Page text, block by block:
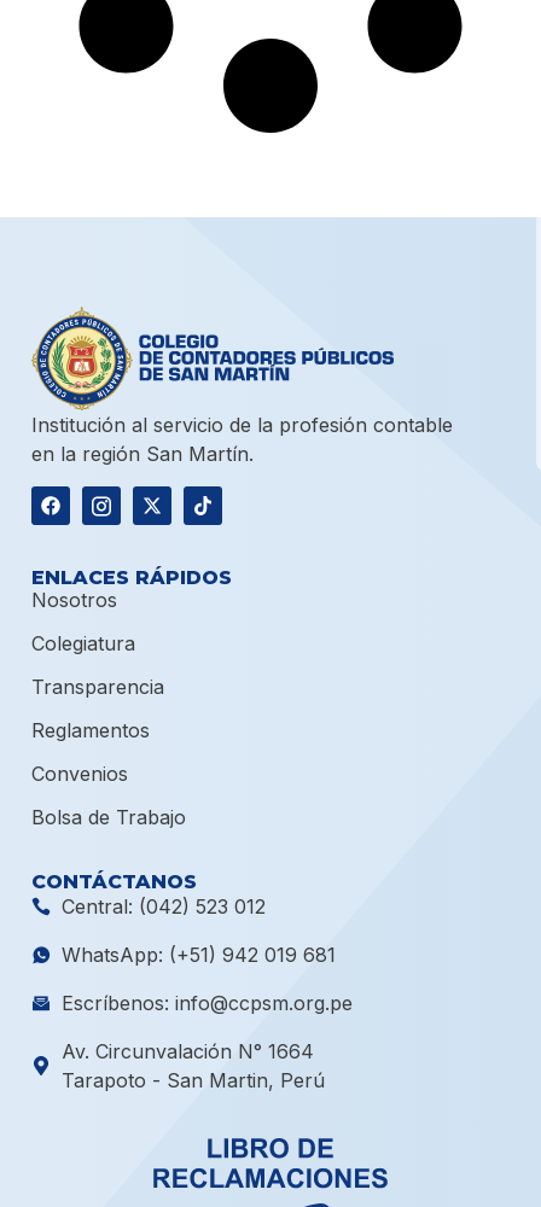
Institución al servicio de la profesión contable
en la región San Martín.
ENLACES RÁPIDOS
Nosotros
Colegiatura
Transparencia
Reglamentos
Convenios
Bolsa de Trabajo
CONTÁCTANOS
Central: (042) 523 012
WhatsApp: (+51) 942 019 681
Escríbenos: info@ccpsm.org.pe
Av. Circunvalación N° 1664
Tarapoto - San Martin, Perú